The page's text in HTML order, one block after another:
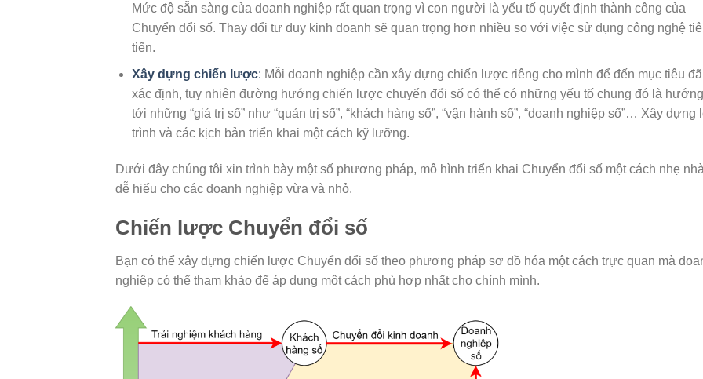
Mức độ sẵn sàng của doanh nghiệp rất quan trọng vì con người là yếu tố quyết định thành công của
Chuyển đổi số. Thay đổi tư duy kinh doanh sẽ quan trọng hơn nhiều so với việc sử dụng công nghệ
tiến.
Xây dựng chiến lược: Mỗi doanh nghiệp cần xây dựng chiến lược riêng cho mình để đến mục tiêu đã
xác định, tuy nhiên đường hướng chiến lược chuyển đổi số có thể có những yếu tố chung đó là hướng
tới những “giá trị số” như “quản trị số”, “khách hàng số”, “vận hành số”, “doanh nghiệp số”… Xây dựng
trình và các kịch bản triển khai một cách kỹ lưỡng.
Dưới đây chúng tôi xin trình bày một số phương pháp, mô hình triển khai Chuyển đổi số một cách nhẹ
dễ hiểu cho các doanh nghiệp vừa và nhỏ.
Chiến lược Chuyển đổi số
Bạn có thể xây dựng chiến lược Chuyển đổi số theo phương pháp sơ đồ hóa một cách trực quan mà
nghiệp có thể tham khảo để áp dụng một cách phù hợp nhất cho chính mình.